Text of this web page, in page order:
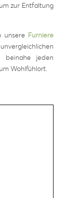
zur Entfaltung
unsere Furniere
beinahe jeden
Wohlfühlort.